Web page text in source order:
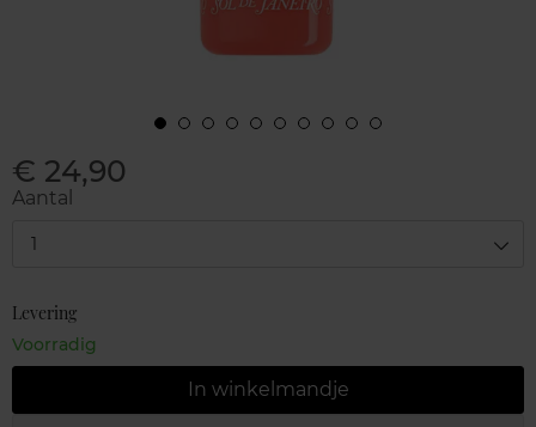
€ 24,90
Aantal
1
Levering
Voorradig
In winkelmandje